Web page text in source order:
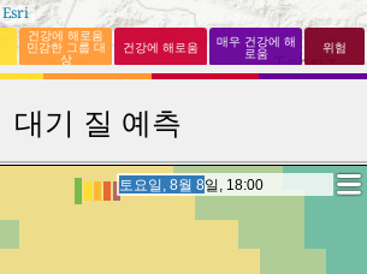
Esri
건강에 해로움
민감한 그룹 대
상
건강에 해로움 매우 건강에 해
로움 위험
대기 질 예측
일요일, 8월 9일, 15:00
일요일, 8월 9일, 15:00